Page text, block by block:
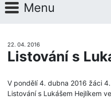
Menu
22. 04. 2016
Listování s
V pondělí 4. dubna 2016 žáci
Listování s Lukášem Hejlíkem